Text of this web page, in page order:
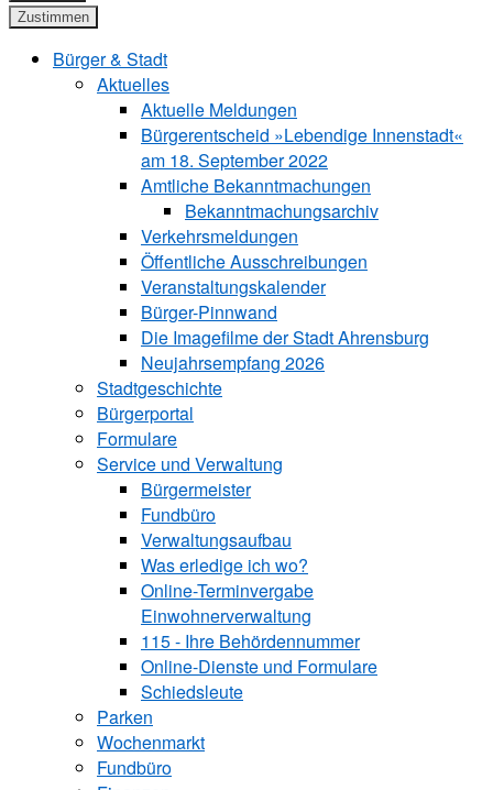
Zustimmen
Bürger & Stadt
Aktuelles
Aktuelle Meldungen
Bürgerentscheid »Lebendige Innenstadt«
am 18. September 2022
Amtliche Bekanntmachungen
Bekanntmachungs­archiv
Verkehrsmeldungen
Öffentliche Ausschreibungen
Veranstaltungskalender
Bürger-Pinnwand
Die Imagefilme der Stadt Ahrensburg
Neujahrsempfang 2026
Stadtgeschichte
Bürgerportal
Formulare
Service und Verwaltung
Bürgermeister
Fundbüro
Verwaltungsaufbau
Was erledige ich wo?
Online-Terminvergabe
Einwohnerverwaltung
115 - Ihre Behördennummer
Online-Dienste und Formulare
Schiedsleute
Parken
Wochenmarkt
Fundbüro